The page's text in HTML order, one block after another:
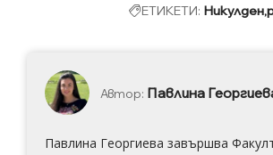
ЕТИКЕТИ: Никулден
Автор: Павлина
Павлина Георгиева завършва